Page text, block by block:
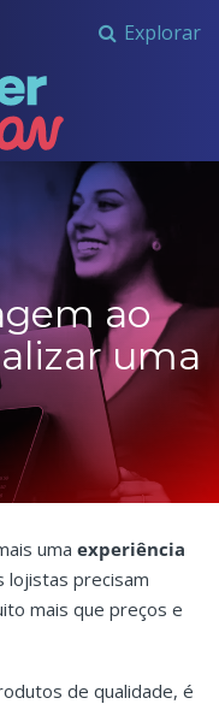
Explorar
ao
uma
uma experiência
lojistas precisam
mais que preços e
de qualidade, é